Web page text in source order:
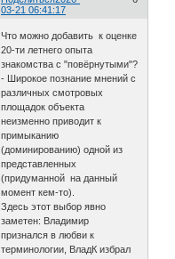
03-21 06:41:17
Что можно добавить к оценке
20-ти летнего опыта
знакомства с "повёрнутыми"?
- Широкое познание мнений с
различных смотровых
площадок объекта
неизменно приводит к
примыканию
(доминированию) одной из
представленных
(придуманной на данный
момент кем-то).
Здесь этот выбор явно
заметен: Владимир
признался в любви к
терминологии, ВладК избрал